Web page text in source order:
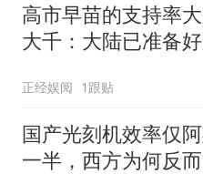
高市早苗的支持率
大千：大陆已准备
正经娱阅 1跟贴
国产光刻机效率仅
一半，西方为何反